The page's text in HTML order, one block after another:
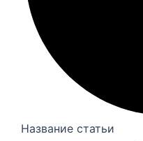
Название статьи